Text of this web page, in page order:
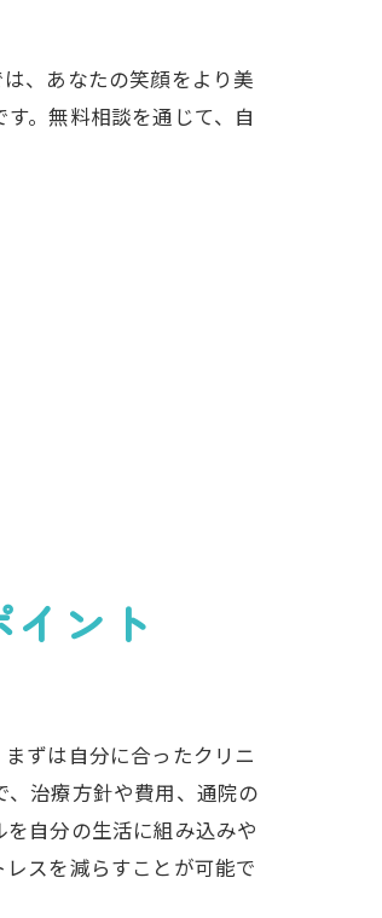
、あなたの笑顔をより美
。無料相談を通じて、自
ント
ずは自分に合ったクリニ
治療方針や費用、通院の
自分の生活に組み込みや
スを減らすことが可能で